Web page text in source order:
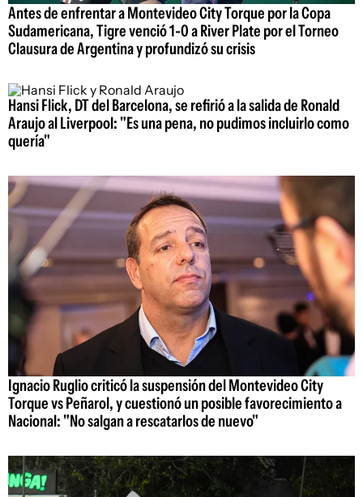
Antes de enfrentar a Montevideo City Torque por la Copa
Sudamericana, Tigre venció 1-0 a River Plate por el Torneo
Clausura de Argentina y profundizó su crisis
Hansi Flick, DT del Barcelona, se refirió a la salida de Ronald
Araujo al Liverpool: "Es una pena, no pudimos incluirlo como
quería"
Ignacio Ruglio criticó la suspensión del Montevideo City
Torque vs Peñarol, y cuestionó un posible favorecimiento a
Nacional: "No salgan a rescatarlos de nuevo"